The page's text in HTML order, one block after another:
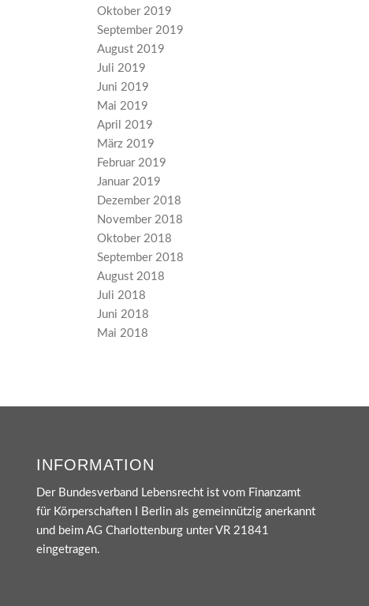
Oktober 2019
September 2019
August 2019
Juli 2019
Juni 2019
Mai 2019
April 2019
März 2019
Februar 2019
Januar 2019
Dezember 2018
November 2018
Oktober 2018
September 2018
August 2018
Juli 2018
Juni 2018
Mai 2018
INFORMATION
Der Bundesverband Lebensrecht ist vom Finanzamt
für Körperschaften I Berlin als gemeinnützig anerkannt
und beim AG Charlottenburg unter VR 21841
eingetragen.